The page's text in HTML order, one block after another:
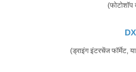
(फोटोशॉप
(ड्राइंग इंटरचेंज फॉर्मेट,